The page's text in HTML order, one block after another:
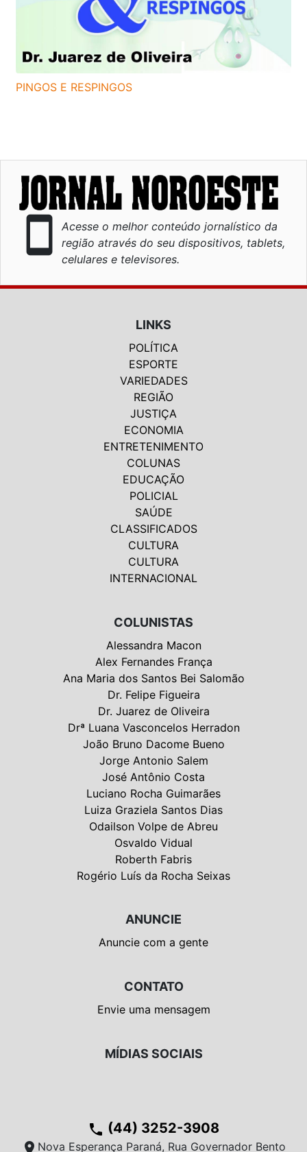
PINGOS E RESPINGOS
smartphone
Acesse o melhor conteúdo jornalístico da
região através do seu dispositivos, tablets,
celulares e televisores.
LINKS
POLÍTICA
ESPORTE
VARIEDADES
REGIÃO
JUSTIÇA
ECONOMIA
ENTRETENIMENTO
COLUNAS
EDUCAÇÃO
POLICIAL
SAÚDE
CLASSIFICADOS
CULTURA
CULTURA
INTERNACIONAL
COLUNISTAS
Alessandra Macon
Alex Fernandes França
Ana Maria dos Santos Bei Salomão
Dr. Felipe Figueira
Dr. Juarez de Oliveira
Drª Luana Vasconcelos Herradon
João Bruno Dacome Bueno
Jorge Antonio Salem
José Antônio Costa
Luciano Rocha Guimarães
Luiza Graziela Santos Dias
Odailson Volpe de Abreu
Osvaldo Vidual
Roberth Fabris
Rogério Luís da Rocha Seixas
ANUNCIE
Anuncie com a gente
CONTATO
Envie uma mensagem
MÍDIAS SOCIAIS
phone (44) 3252-3908
location_on Nova Esperança Paraná, Rua Governador Bento